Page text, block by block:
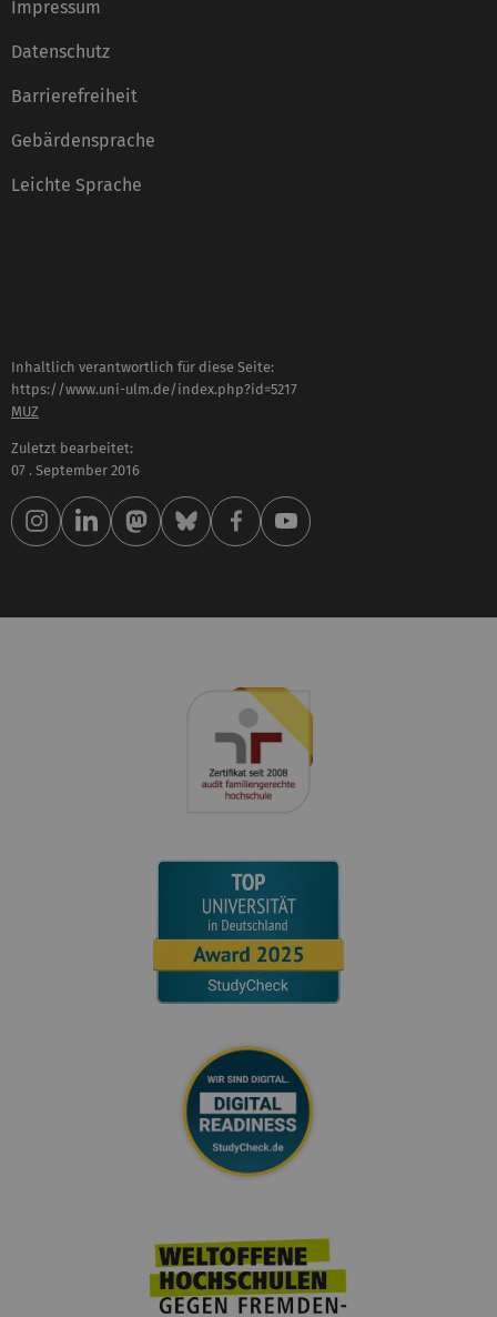
Impressum
Datenschutz
Barrierefreiheit
Gebärdensprache
Leichte Sprache
Inhaltlich verantwortlich für diese Seite:
https://www.uni-ulm.de/index.php?id=5217
MUZ
Zuletzt bearbeitet:
07 . September 2016